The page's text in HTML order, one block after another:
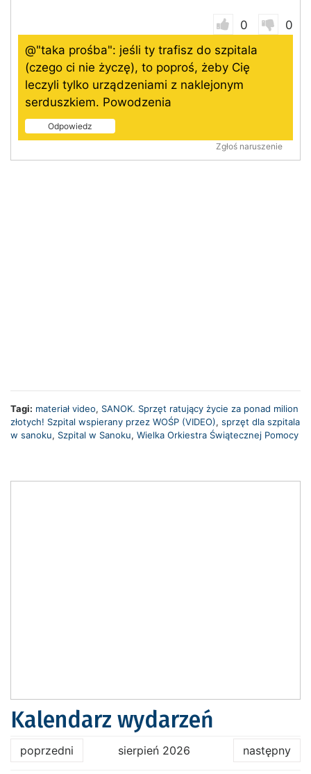
0
0
@"taka prośba": jeśli ty trafisz do szpitala
(czego ci nie życzę), to poproś, żeby Cię
leczyli tylko urządzeniami z naklejonym
serduszkiem. Powodzenia
Odpowiedz
Zgłoś naruszenie
Tagi: materiał video, SANOK. Sprzęt ratujący życie za ponad milion
złotych! Szpital wspierany przez WOŚP (VIDEO), sprzęt dla szpitala
w sanoku, Szpital w Sanoku, Wielka Orkiestra Świątecznej Pomocy
Kalendarz wydarzeń
poprzedni sierpień 2026 następny